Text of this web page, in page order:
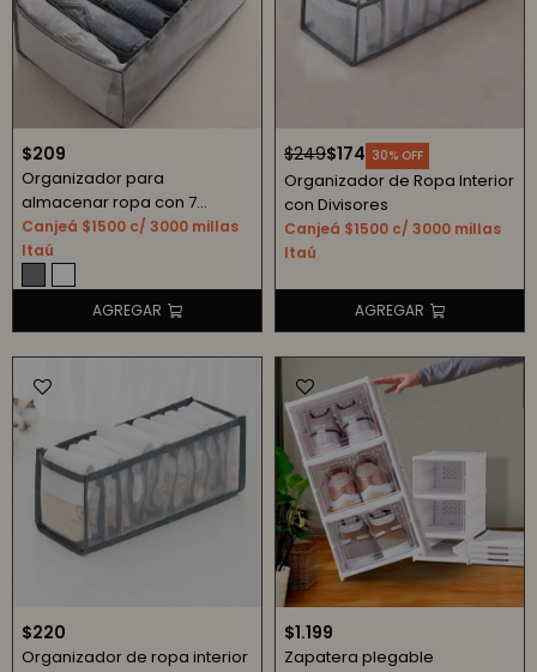
$209
Organizador para
almacenar ropa con 7
divisiones - Gris
Canjeá $1500 c/ 3000 millas
Itaú
$174
$249 30
Organizador de Ropa Interior
con Divisores
Canjeá $1500 c/ 3000 millas
Itaú
$220
Organizador de ropa interior
$1.199
Zapatera plegable